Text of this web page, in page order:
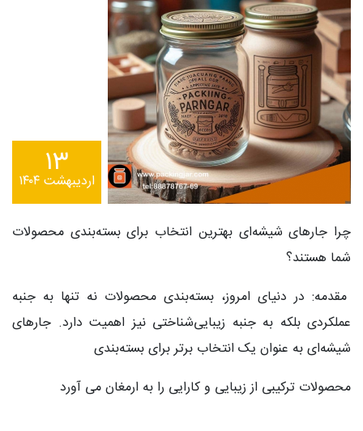
۱۳
اردیبهشت ۱۴۰۴
چرا جارهای شیشه‌ای بهترین انتخاب برای بسته‌بندی محصولات
شما هستند؟
مقدمه: در دنیای امروز، بسته‌بندی محصولات نه تنها به جنبه
عملکردی بلکه به جنبه زیبایی‌شناختی نیز اهمیت دارد. جارهای
شیشه‌ای به عنوان یک انتخاب برتر برای بسته‌بندی
محصولات ترکیبی از زیبایی و کارایی را به ارمغان می آورد